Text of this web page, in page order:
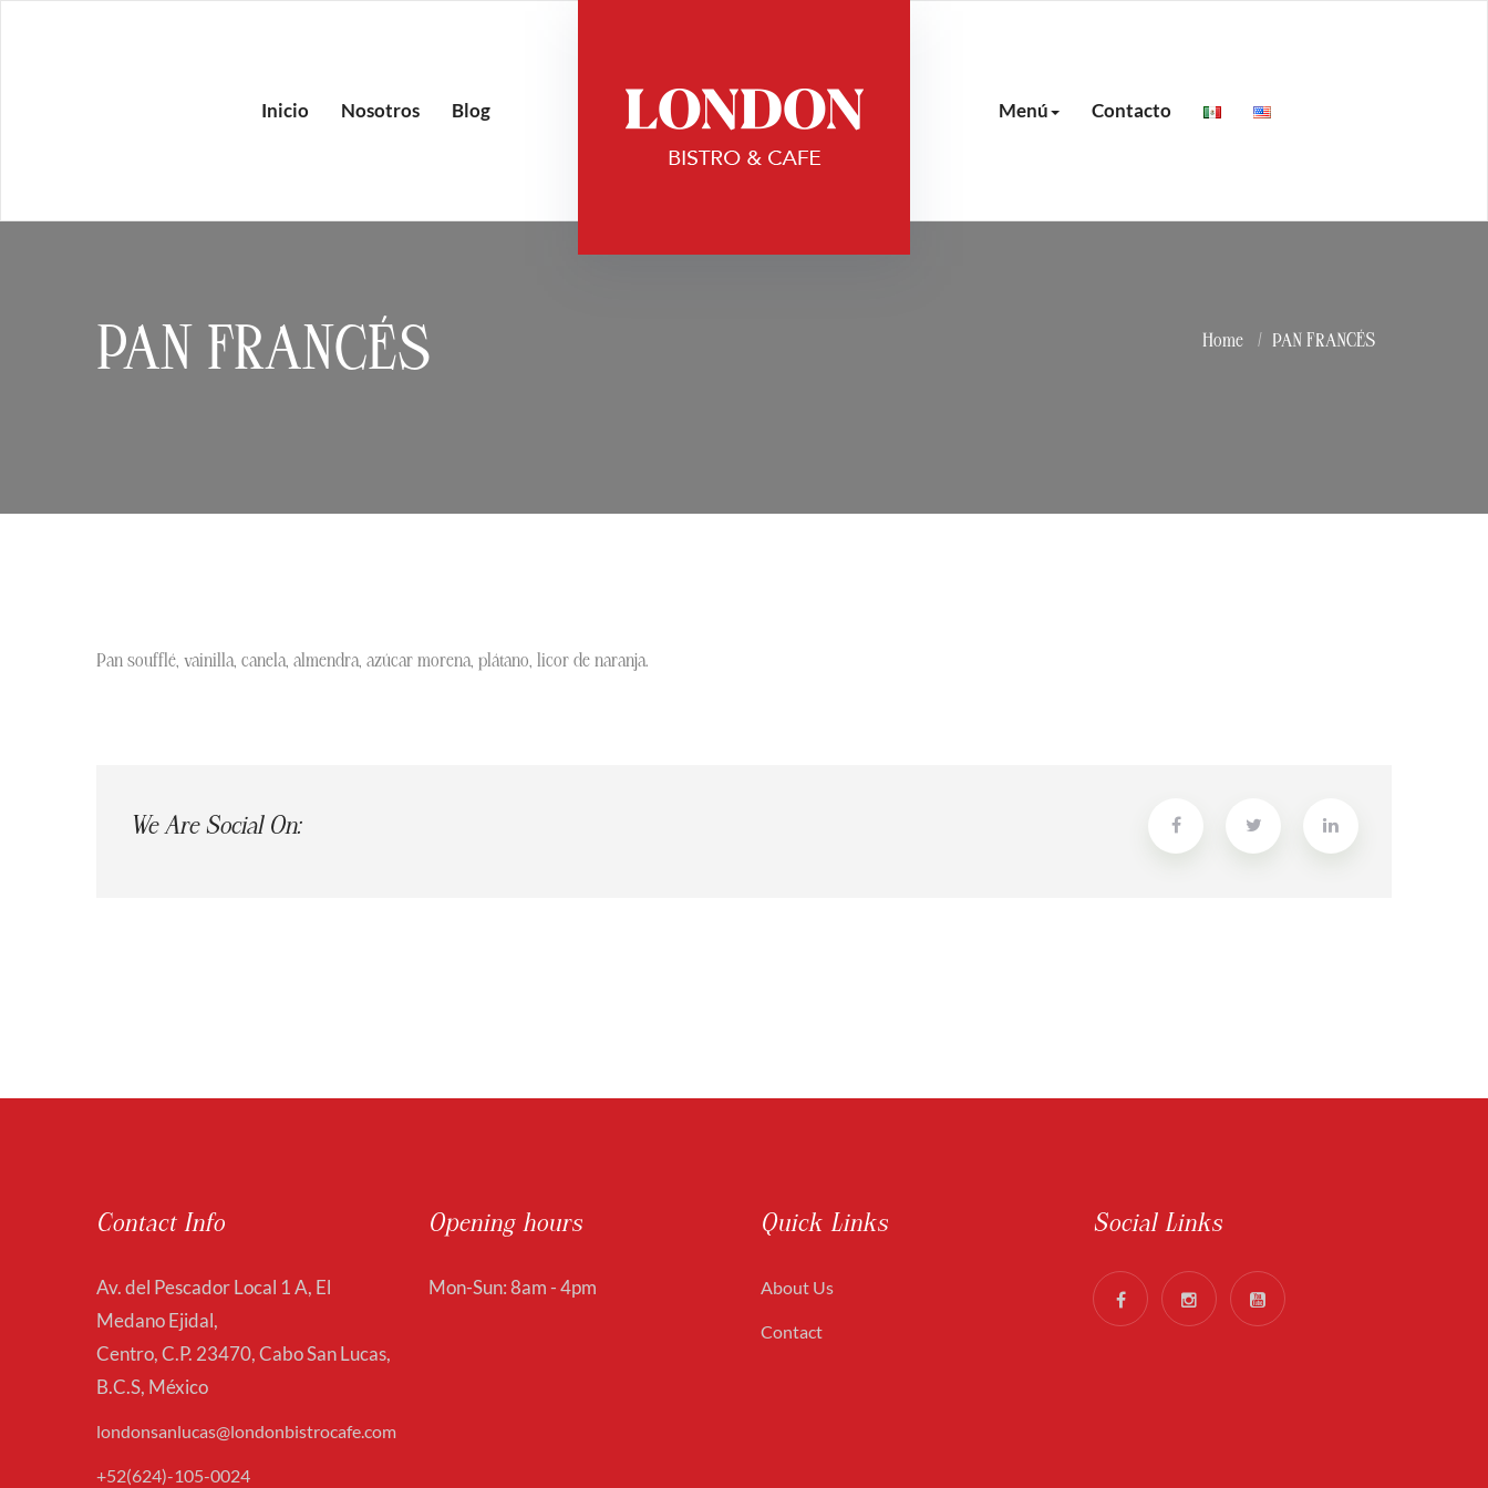
Inicio Nosotros Blog Menú Contacto
PAN FRANCÉS Home PAN FRANCÉS
Pan soufflé, vainilla, canela, almendra, azúcar morena, plátano, licor de naranja.
We Are Social On:
Contact Info
Av. del Pescador Local 1 A, El
Medano Ejidal,
Centro, C.P. 23470, Cabo San Lucas,
B.C.S, México
londonsanlucas@londonbistrocafe.com
+52(624)-105-0024
Opening hours
Mon-Sun: 8am - 4pm
Quick Links
About Us
Contact
Social Links